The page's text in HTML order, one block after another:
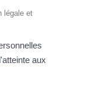
légale et
aux